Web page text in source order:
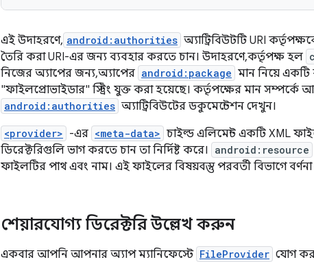
এই উদাহরণে, android:authorities অ্যাট্রিবিউটটি URI
তৈরি করা URI-এর জন্য ব্যবহার করতে চান। উদাহরণে, কর্তৃপক্ষ হল
নিজের অ্যাপের জন্য, অ্যাপের android:package মান নিয়ে
"ফাইলপ্রোভাইডার" স্ট্রিং যুক্ত করা হয়েছে। কর্তৃপক্ষের মান সম্পর্কে
android:authorities অ্যাট্রিবিউটের ডকুমেন্টেশন দেখুন।
<provider> -এর <meta-data> চাইল্ড এলিমেন্ট একটি XML
ডিরেক্টরিগুলি ভাগ করতে চান তা নির্দিষ্ট করে।
android:resource
ফাইলটির পাথ এবং নাম। এই ফাইলের বিষয়বস্তু পরবর্তী বিভাগে
শেয়ারযোগ্য ডিরেক্টরি উল্লেখ করুন
একবার আপনি আপনার অ্যাপ ম্যানিফেস্টে FileProvider যোগ